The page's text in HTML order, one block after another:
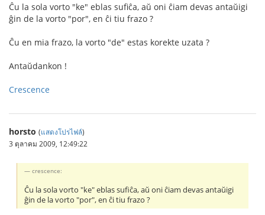
Ĉu la sola vorto "ke" eblas sufiĉa, aŭ oni ĉiam devas antaŭigi
ĝin de la vorto "por", en ĉi tiu frazo ?
Ĉu en mia frazo, la vorto "de" estas korekte uzata ?
Antaŭdankon !
Crescence
horsto (แสดงโปรไฟล์)
3 ตุลาคม 2009, 12:49:22
crescence:
Ĉu la sola vorto "ke" eblas sufiĉa, aŭ oni ĉiam devas antaŭigi
ĝin de la vorto "por", en ĉi tiu frazo ?